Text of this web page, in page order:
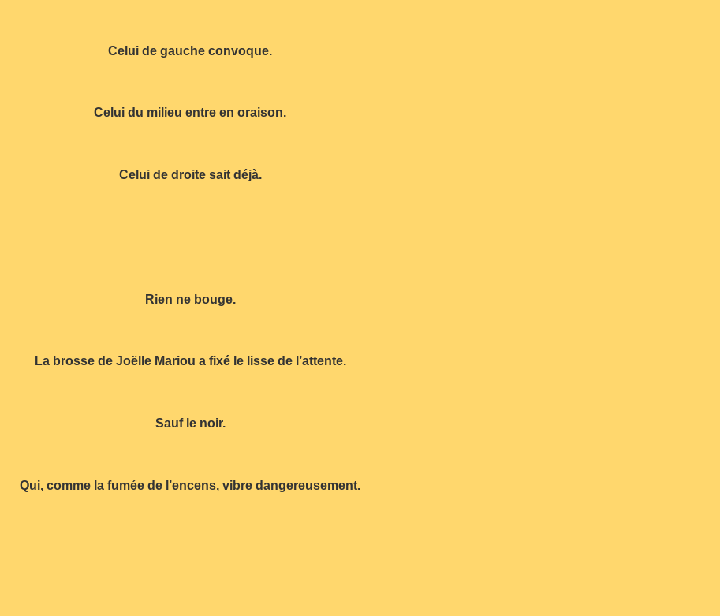
Celui de gauche convoque.
Celui du milieu entre en oraison.
Celui de droite sait déjà.
Rien ne bouge.
La brosse de Joëlle Mariou a fixé le lisse de l’attente.
Sauf le noir.
Qui, comme la fumée de l’encens, vibre dangereusement.